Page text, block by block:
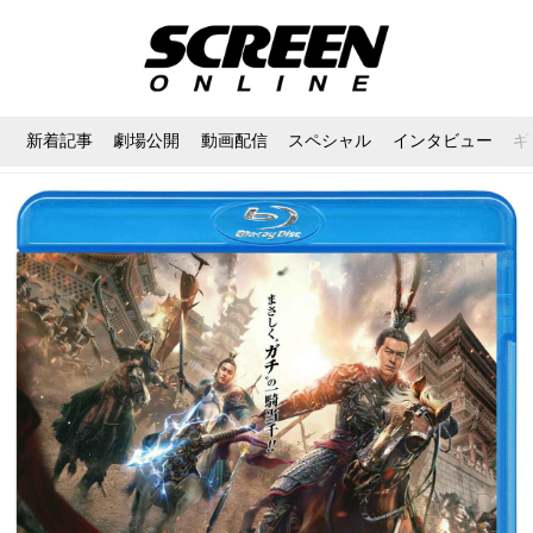
新着記事 劇場公開 動画配信 スペシャル インタビュー